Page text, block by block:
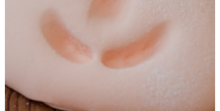
loc racoros (exclus frigiderul). Eu il las in dulap... de retinut